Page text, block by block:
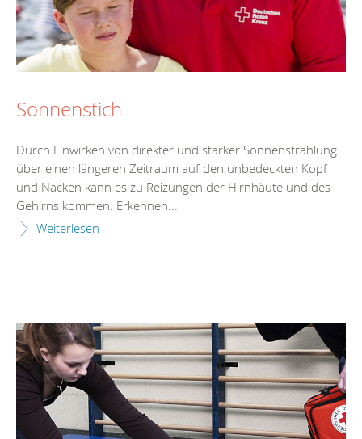
Sonnenstich
Durch Einwirken von direkter und starker Sonnenstrahlung
über einen längeren Zeitraum auf den unbedeckten Kopf
und Nacken kann es zu Reizungen der Hirnhäute und des
Gehirns kommen. Erkennen...
Weiterlesen